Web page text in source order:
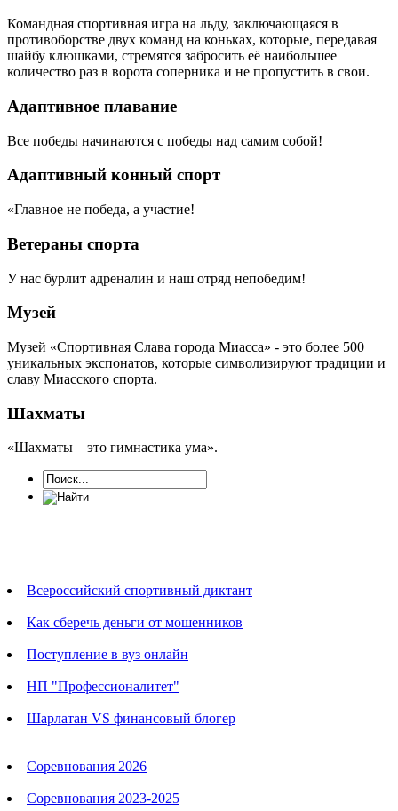
Командная спортивная игра на льду, заключающаяся в
противоборстве двух команд на коньках, которые, передавая
шайбу клюшками, стремятся забросить её наибольшее
количество раз в ворота соперника и не пропустить в свои.
Адаптивное плавание
Все победы начинаются с победы над самим собой!
Адаптивный конный спорт
«Главное не победа, а участие!
Ветераны спорта
У нас бурлит адреналин и наш отряд непобедим!
Музей
Музей «Спортивная Слава города Миасса» - это более 500
уникальных экспонатов, которые символизируют традиции и
славу Миасского спорта.
Шахматы
«Шахматы – это гимнастика ума».
Всероссийский спортивный диктант
Как сберечь деньги от мошенников
Поступление в вуз онлайн
НП "Профессионалитет"
Шарлатан VS финансовый блогер
Соревнования 2026
Соревнования 2023-2025